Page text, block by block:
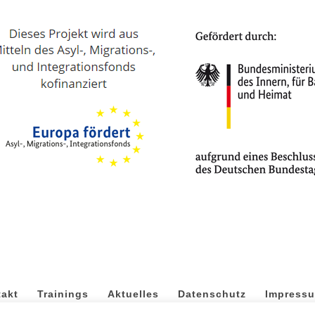
Trainings Aktuelles Datenschutz